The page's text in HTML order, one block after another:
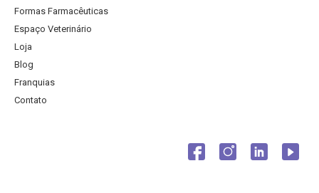
Formas Farmacêuticas
Espaço Veterinário
Loja
Blog
Franquias
Contato